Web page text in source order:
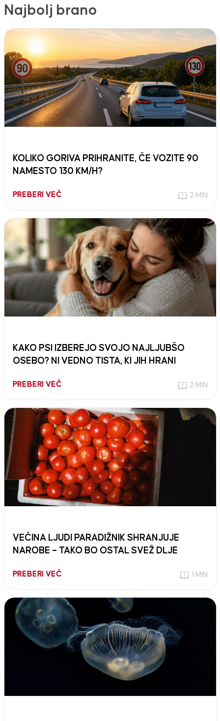
Najbolj brano
KOLIKO GORIVA PRIHRANITE, ČE VOZITE 90
NAMESTO 130 KM/H?
PREBERI VEČ 2 MIN
KAKO PSI IZBEREJO SVOJO NAJLJUBŠO
OSEBO? NI VEDNO TISTA, KI JIH HRANI
PREBERI VEČ 2 MIN
VEČINA LJUDI PARADIŽNIK SHRANJUJE
NAROBE – TAKO BO OSTAL SVEŽ DLJE
PREBERI VEČ 1 MIN